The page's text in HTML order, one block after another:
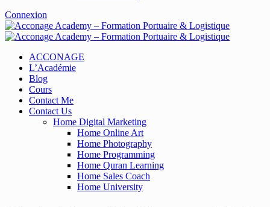
Connexion
ACCONAGE
L’Académie
Blog
Cours
Contact Me
Contact Us
Home Digital Marketing
Home Online Art
Home Photography
Home Programming
Home Quran Learning
Home Sales Coach
Home University